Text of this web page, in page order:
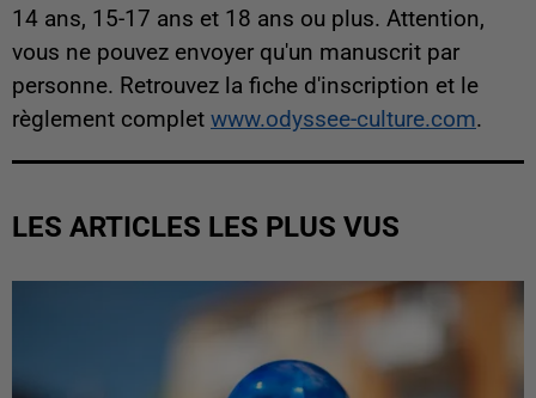
14 ans, 15-17 ans et 18 ans ou plus. Attention,
vous ne pouvez envoyer qu'un manuscrit par
personne. Retrouvez la fiche d'inscription et le
règlement complet www.odyssee-culture.com.
LES ARTICLES LES PLUS VUS